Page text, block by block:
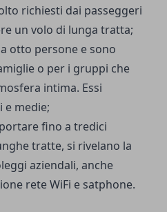
richiesti dai passeggeri
un volo di lunga tratta;
otto persone e sono
o per i gruppi che
intima. Essi
e medie;
fino a tredici
tratte, si rivelano la
aziendali, anche
rete WiFi e satphone.